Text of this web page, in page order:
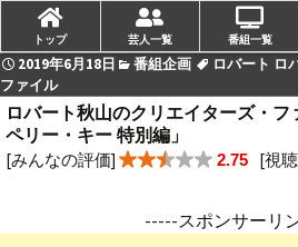
2019年6月18日 番組企画
ロバート ロ
ファイル
ロバート秋山のクリエイターズ・
ペリー・キー 特別編」
[みんなの評価] 2.75 [視
-----スポンサーリ
トップ 芸人一覧 番組一覧